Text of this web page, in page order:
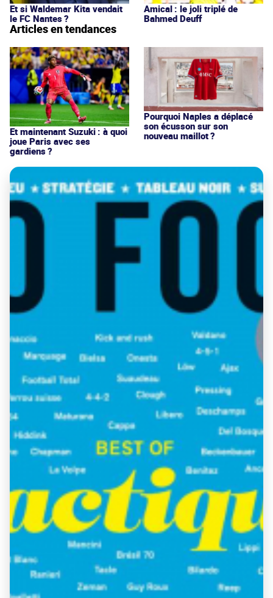
Et si Waldemar Kita vendait
le FC Nantes ?
Amical : le joli triplé de
Bahmed Deuff
Articles en tendances
Et maintenant Suzuki : à quoi
joue Paris avec ses
gardiens ?
Pourquoi Naples a déplacé
son écusson sur son
nouveau maillot ?